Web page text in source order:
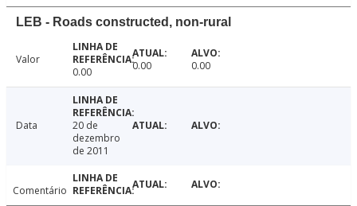
LEB - Roads constructed, non-rural
Valor
0.00
0.00 0.00
Data
20 de
dezembro
de 2011
Comentário